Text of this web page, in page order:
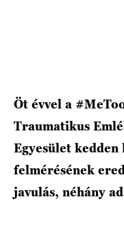
Öt évvel a
Traumatikus
Egyesület
felmérésének
javulás, néhány